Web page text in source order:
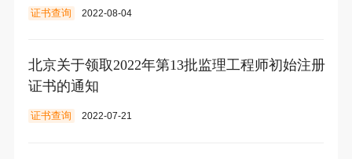
证书查询 2022-08-04
北京关于领取2022年第13批监理工程师初始注册
证书的通知
证书查询 2022-07-21